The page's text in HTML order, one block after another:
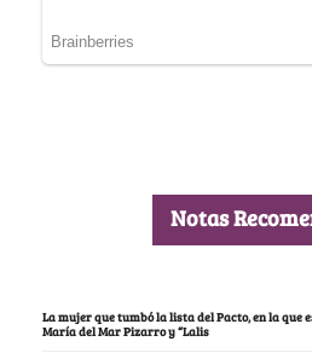
Notas
La mujer que tumbó la lista del Pacto, en la que
María del Mar Pizarro y “Lalis